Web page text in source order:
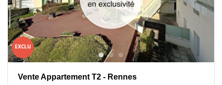
EXCLU
Vente Appartement T2 - Rennes